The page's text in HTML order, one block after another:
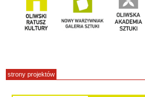
strony projektów